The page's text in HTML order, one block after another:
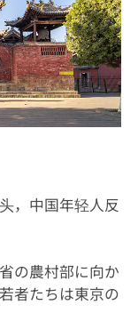
，中国年轻人反
の農村部に向か
者たちは東京の